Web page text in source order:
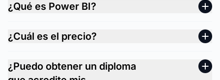
¿Qué es Power BI?
¿Cuál es el precio?
¿Puedo obtener un diploma